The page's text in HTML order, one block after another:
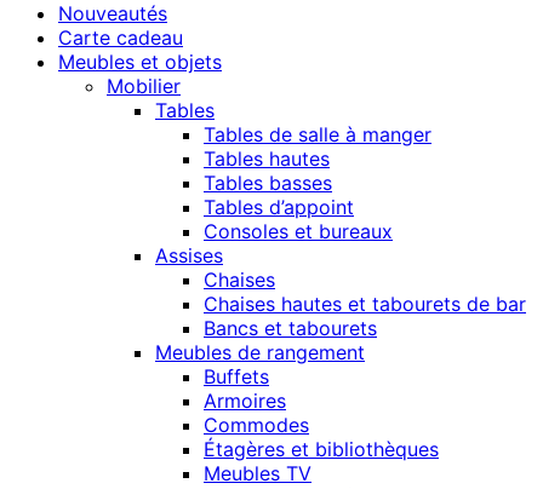
Nouveautés
Carte cadeau
Meubles et objets
Mobilier
Tables
Tables de salle à manger
Tables hautes
Tables basses
Tables d’appoint
Consoles et bureaux
Assises
Chaises
Chaises hautes et tabourets de bar
Bancs et tabourets
Meubles de rangement
Buffets
Armoires
Commodes
Étagères et bibliothèques
Meubles TV